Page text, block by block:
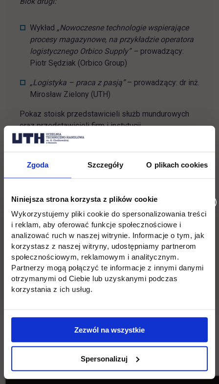
Zgoda Szczegóły O plikach cookies
Niniejsza strona korzysta z plików cookie
Wykorzystujemy pliki cookie do spersonalizowania treści
i reklam, aby oferować funkcje społecznościowe i
analizować ruch w naszej witrynie. Informacje o tym, jak
korzystasz z naszej witryny, udostępniamy partnerom
społecznościowym, reklamowym i analitycznym.
Partnerzy mogą połączyć te informacje z innymi danymi
otrzymanymi od Ciebie lub uzyskanymi podczas
korzystania z ich usług.
Zezwól na wszystkie
Spersonalizuj
Wykład „Nowoczesne technologie wspierające
procesy magazynowe, na przykładzie operatora
logistycznego Orbico Supply” – prowadzący:
Piotr Sędziak (Orbico Group)
„Logistyka – praca z pasją”– prowadzący: dr inż.
Mirosław Zielony (UTH)
Pokaz stoisk przedstawicieli służb mundurowych
oraz przedstawicieli firm i instytucji
Zapraszamy wszystkich kandydatów na studia!
Do zobaczenia!
Więcej informacji:
e-mail:rekrutacja@uth.edu.pl
Relacja z Dnia Otwartego WZIL 2022